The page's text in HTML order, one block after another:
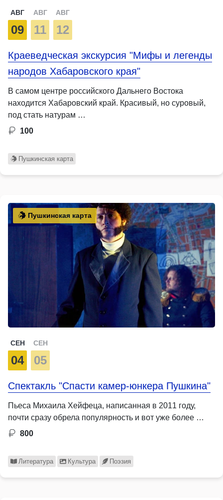
АВГ
09
АВГ
11
АВГ
12
Краеведческая экскурсия "Мифы и легенды
народов Хабаровского края"
В самом центре российского Дальнего Востока
находится Хабаровский край. Красивый, но суровый,
под стать натурам …
100
Пушкинская карта
Пушкинская карта
СЕН
04
СЕН
05
Спектакль "Cпасти камер-юнкера Пушкина"
Пьеса Михаила Хейфеца, написанная в 2011 году,
почти сразу обрела популярность и вот уже более …
800
Литература Культура Поэзия